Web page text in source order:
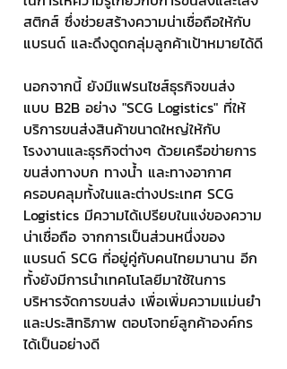
สติกส์ ซึ่งช่วยสร้างความน่าเชื่อถือให้กับ
แบรนด์ และดึงดูดกลุ่มลูกค้าเป้าหมายได้ดี
นอกจากนี้ ยังมีแฟรนไชส์ธุรกิจขนส่ง
แบบ B2B อย่าง "SCG Logistics" ที่ให้
บริการขนส่งสินค้าขนาดใหญ่ให้กับ
โรงงานและธุรกิจต่างๆ ด้วยเครือข่ายการ
ขนส่งทางบก ทางน้ำ และทางอากาศ
ครอบคลุมทั้งในและต่างประเทศ SCG
Logistics มีความได้เปรียบในแง่ของความ
น่าเชื่อถือ จากการเป็นส่วนหนึ่งของ
แบรนด์ SCG ที่อยู่คู่กับคนไทยมานาน อีก
ทั้งยังมีการนำเทคโนโลยีมาใช้ในการ
บริหารจัดการขนส่ง เพื่อเพิ่มความแม่นยำ
และประสิทธิภาพ ตอบโจทย์ลูกค้าองค์กร
ได้เป็นอย่างดี